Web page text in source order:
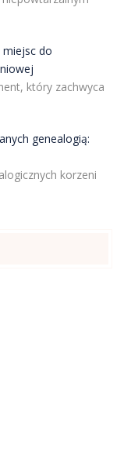
miejsc do
który zachwyca
genealogią:
korzeni